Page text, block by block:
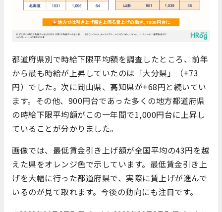
都道府県別で時給下限平均額を調査したところ、前年
から最も時給が上昇していたのは「大分県」（+73
円）でした。次に岡山県、高知県が+68円と続いてい
ます。その他、900円台であった多くの地方都道府県
の時給下限平均額がこの一年間で1,000円台に上昇し
ていることが分かりました。
画像では、最低賃金引き上げ額が全国平均の43円を越
えた県をオレンジ色で示しています。最低賃金引き上
げを大幅に行った都道府県で、実際に賃上げが進んで
いるのが見て取れます。今後の動向にも注目です。